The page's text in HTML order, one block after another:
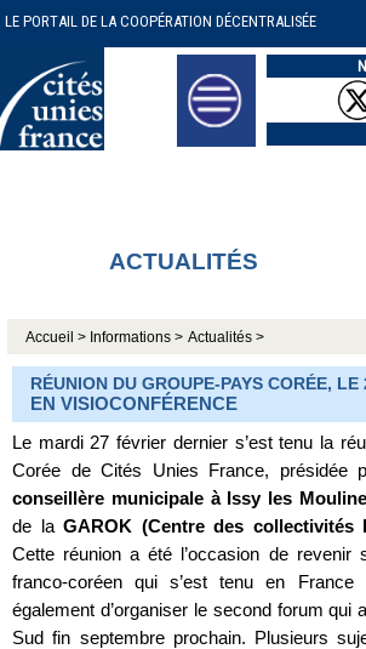
LE PORTAIL DE LA COOPÉRATION DÉCENTRALISÉE
ACTUALITÉS
Accueil > Informations > Actualités >
RÉUNION DU GROUPE-PAYS CORÉE,
EN VISIOCONFÉRENCE
Le mardi 27 février dernier s’est tenu la
Corée de Cités Unies France, présidée
conseillère municipale à Issy les
de laGAROK (Centre des collectivités
Cette réunion a été l’occasion de revenir
franco-coréen qui s’est tenu en
également d’organiser le second forum qui
Sud fin septembre prochain. Plusieurs